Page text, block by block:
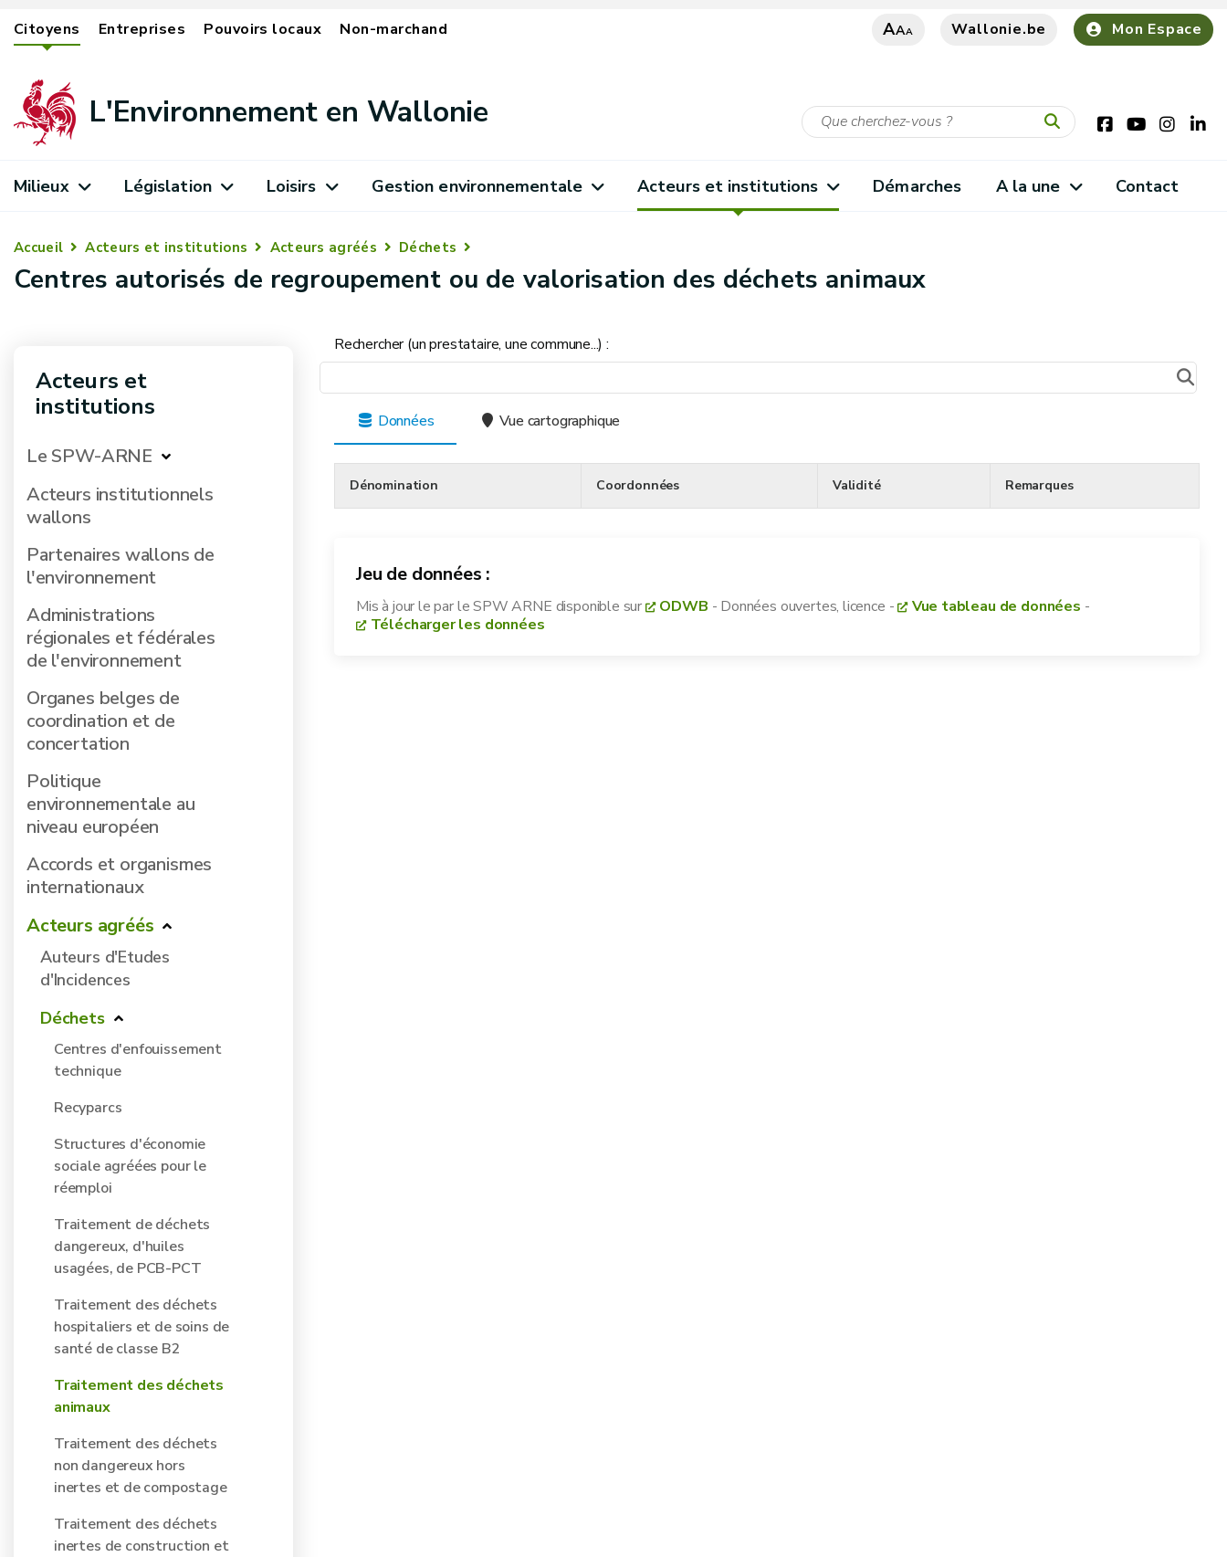
Citoyens Entreprises Pouvoirs locaux Non-marchand AAA Wallonie.be Mon Espace
L'Environnement en Wallonie
Milieux Législation Loisirs Gestion environnementale Acteurs et institutions Démarches A la une Contact
Accueil Acteurs et institutions Acteurs agréés Déchets
Centres autorisés de regroupement ou de valorisation des déchets animaux
Acteurs et
institutions
Le SPW-ARNE
Acteurs institutionnels
wallons
Partenaires wallons de
l'environnement
Administrations
régionales et fédérales
de l'environnement
Organes belges de
coordination et de
concertation
Politique
environnementale au
niveau européen
Accords et organismes
internationaux
Acteurs agréés
Auteurs d'Etudes
d'Incidences
Déchets
Centres d'enfouissement
technique
Recyparcs
Structures d'économie
sociale agréées pour le
réemploi
Traitement de déchets
dangereux, d'huiles
usagées, de PCB-PCT
Traitement des déchets
hospitaliers et de soins de
santé de classe B2
Traitement des déchets
animaux
Traitement des déchets
non dangereux hors
inertes et de compostage
Traitement des déchets
inertes de construction et
Rechercher (un prestataire, une commune...) :
Données Vue cartographique
Dénomination Coordonnées Validité Remarques
Jeu de données :
Mis à jour lepar le SPW ARNE disponible sur ODWB - Données ouvertes, licence - Vue tableau de données -
Télécharger les données